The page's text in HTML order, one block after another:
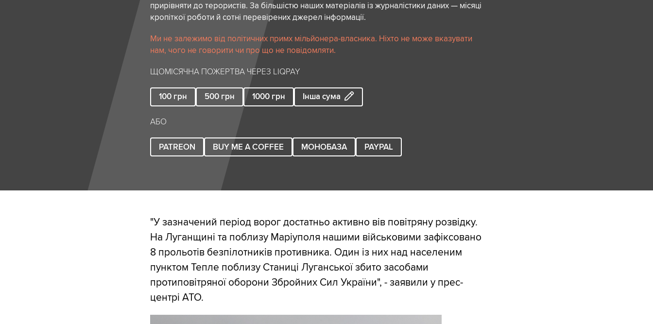
прирівняти до терористів. За більшістю наших матеріалів із журналістики даних — місяці
кропіткої роботи й сотні перевірених джерел інформації.
Ми не залежимо від політичних примх мільйонера-власника. Ніхто не може вказувати
нам, чого не говорити чи про що не повідомляти.
ЩОМІСЯЧНА ПОЖЕРТВА ЧЕРЕЗ LIQPAY
100 грн 500 грн 1000 грн Інша сума
АБО
PATREON BUY ME A COFFEE МОНОБАЗА PAYPAL
"У зазначений період ворог достатньо активно вів повітряну розвідку.
На Луганщині та поблизу Маріуполя нашими військовими зафіксовано
8 прольотів безпілотників противника. Один із них над населеним
пунктом Тепле поблизу Станиці Луганської збито засобами
протиповітряної оборони Збройних Сил України", - заявили у прес-
центрі АТО.